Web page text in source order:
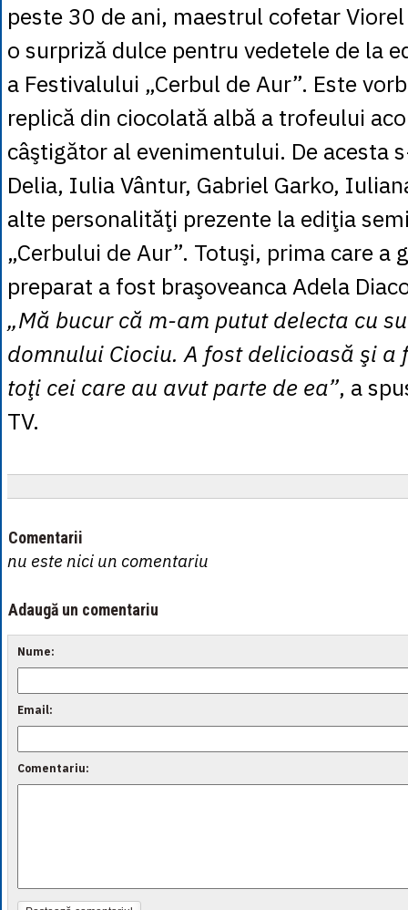
1 TRY
= 0.1141
1 UAH
= 0.1048
1 XDR
= 5.9383
1 ZAR= 0.2318
peste 30 de ani, maestrul cofetar
o surpriză dulce pentru vedetele de la
a Festivalului „Cerbul de Aur”. Este
replică din ciocolată albă a trofeului
câştigător al evenimentului. De acesta
Delia, Iulia Vântur, Gabriel Garko,
alte personalităţi prezente la ediţia
„Cerbului de Aur”. Totuşi, prima care a
preparat a fost braşoveanca Adela
„Mă bucur că m-am putut delecta cu
domnului Ciociu. A fost delicioasă şi a
toţi cei care au avut parte de ea”, a
TV.
Comentarii
nu este nici un comentariu
Adaugă un comentariu
Nume:
Email:
Comentariu: